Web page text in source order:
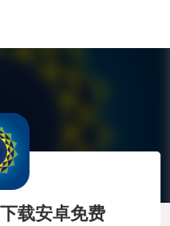
载安卓免费